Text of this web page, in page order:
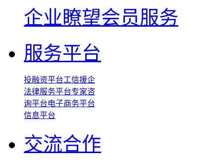
企业瞭望会员服务
服务平台
投融资平台工信援企
法律服务平台专家咨
询平台电子商务平台
信息平台
交流合作